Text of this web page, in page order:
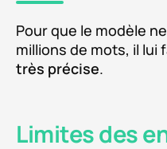
Pour que le modèle
millions de mots, il lui
très précise.
Limites des